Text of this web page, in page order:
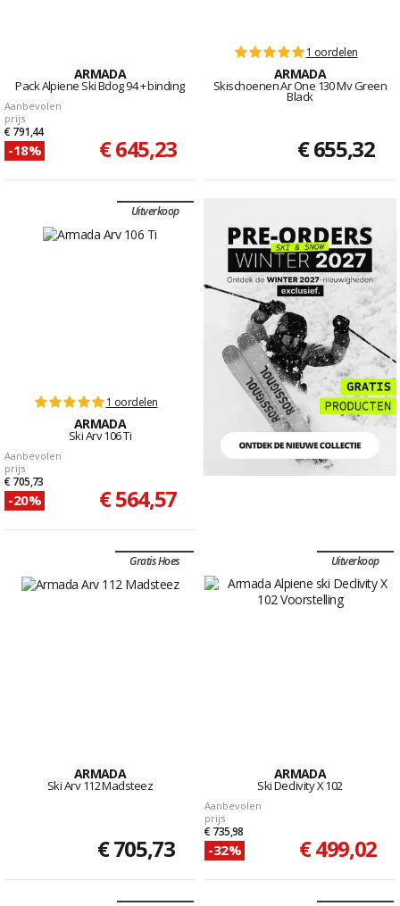
ARMADA
Pack Alpiene Ski Bdog 94 + binding
Aanbevolen
prijs
€ 791,44
-18% € 645,23
1 oordelen
ARMADA
Skischoenen Ar One 130 Mv Green
Black
€ 655,32
Uitverkoop
1 oordelen
ARMADA
Ski Arv 106 Ti
Aanbevolen
prijs
€ 705,73
-20% € 564,57
Gratis Hoes
ARMADA
Ski Arv 112 Madsteez
€ 705,73
Uitverkoop
ARMADA
Ski Declivity X 102
Aanbevolen
prijs
€ 735,98
-32% € 499,02